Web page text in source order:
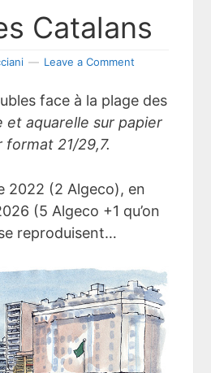
Catalans
Leave a Comment
face à la plage des
et aquarelle sur papier
format 21/29,7.
2022 (2 Algeco), en
(5 Algeco +1 qu’on
reproduisent…